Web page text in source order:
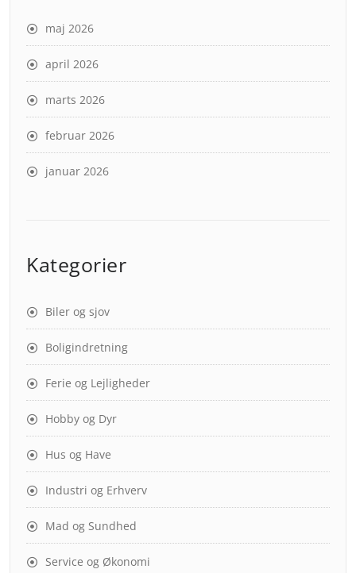
maj 2026
april 2026
marts 2026
februar 2026
januar 2026
Kategorier
Biler og sjov
Boligindretning
Ferie og Lejligheder
Hobby og Dyr
Hus og Have
Industri og Erhverv
Mad og Sundhed
Service og Økonomi